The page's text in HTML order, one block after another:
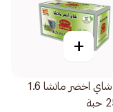
+
الضيافة شاي اخضر ماتشا 1.6